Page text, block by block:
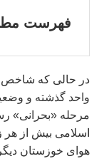
فهرست
واحد گذشته و
مرحله «بحرانی»
اسلامی بیش از هر
هوای خوزستان